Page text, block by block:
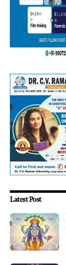
Latest Post